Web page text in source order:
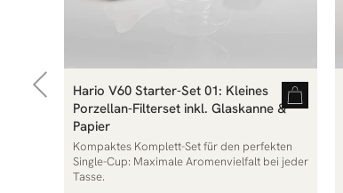
Hario V60 Starter-Set 01: Kleines
Porzellan-Filterset inkl. Glaskanne &
Papier
Kompaktes Komplett-Set für den perfekten
Single-Cup: Maximale Aromenvielfalt bei jeder
Tasse.